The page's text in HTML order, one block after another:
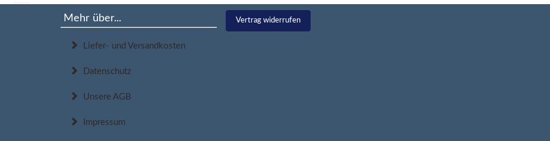
Mehr über...
Liefer- und Versandkosten
Datenschutz
Unsere AGB
Impressum
Vertrag widerrufen